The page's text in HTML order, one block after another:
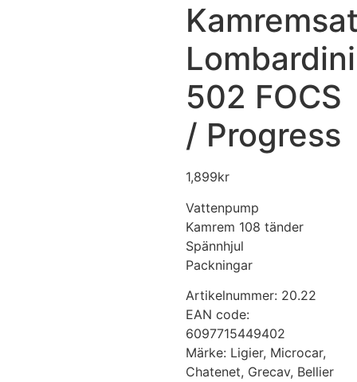
Lombardini
502 FOCS
/ Progress
1,899kr
Vattenpump
Kamrem 108 tänder
Spännhjul
Packningar
Artikelnummer: 20.22
EAN code:
6097715449402
Märke: Ligier, Microcar,
Chatenet, Grecav, Bellier